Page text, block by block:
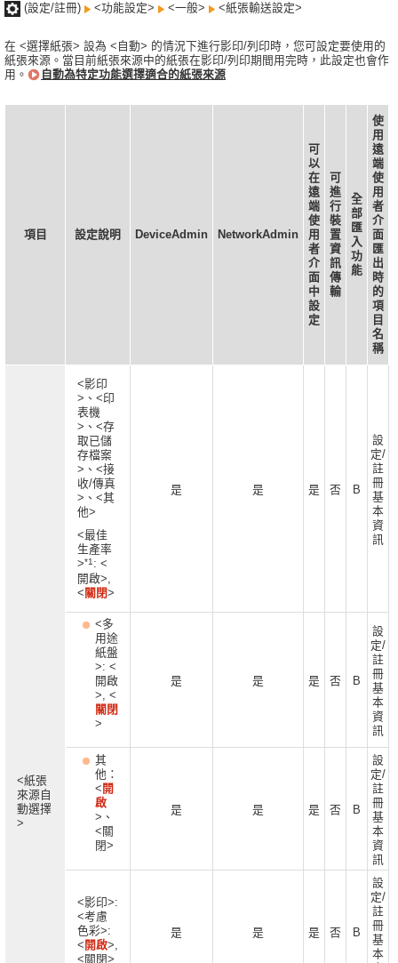
(設定/註冊) <功能設定> <一般> <紙張輸送設定>
在 <選擇紙張> 設為 <自動> 的情況下進行影印/列印時，您可設定要使用的
紙張來源。當目前紙張來源中的紙張在影印/列印期間用完時，此設定也會作
用。
自動為特定功能選擇適合的紙張來源
項目 設定說明 DeviceAdmin NetworkAdmin
可
以
在
遠
端
使
用
者
介
面
中
設
定
可
進
行
裝
置
資
訊
傳
輸
全
部
匯
入
功
能
使
用
遠
端
使
用
者
介
面
匯
出
時
的
項
目
名
稱
<紙張
來源自
動選擇
>
<影印
>、<印
表機
>、<存
取已儲
存檔案
>、<接
收/傳真
>、<其
他>
<最佳
生產率
>*1 : <
開啟>,
< 關閉>
是 是 是 否 B
設
定/
註
冊
基
本
資
訊
<多
用途
紙盤
>: <
開啟
>, <
關閉
>
是 是 是 否 B
設
定/
註
冊
基
本
資
訊
其
他：
< 開
啟
>、
<關
閉>
是 是 是 否 B
設
定/
註
冊
基
本
資
訊
<影印>:
<考慮
色彩>:
< 開啟>,
<關閉>
是 是 是 否 B
設
定/
註
冊
基
本